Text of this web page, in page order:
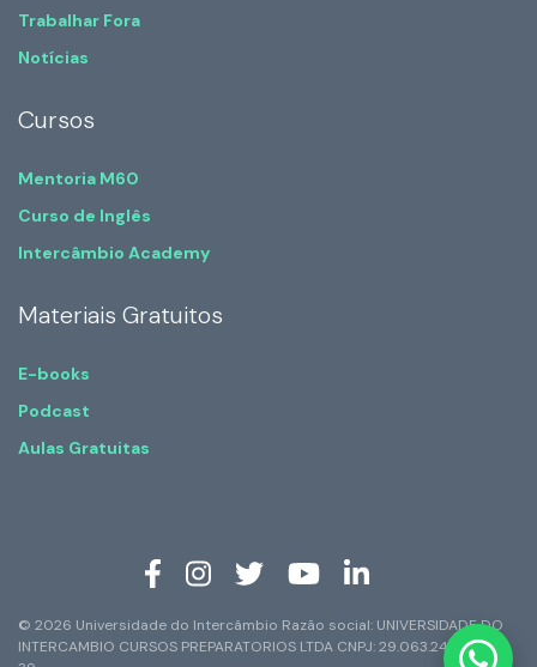
Trabalhar Fora
Notícias
Cursos
Mentoria M60
Curso de Inglês
Intercâmbio Academy
Materiais Gratuitos
E-books
Podcast
Aulas Gratuitas
© 2026 Universidade do Intercâmbio Razão social: UNIVERSIDADE DO
INTERCAMBIO CURSOS PREPARATORIOS LTDA CNPJ: 29.063.247/0001-